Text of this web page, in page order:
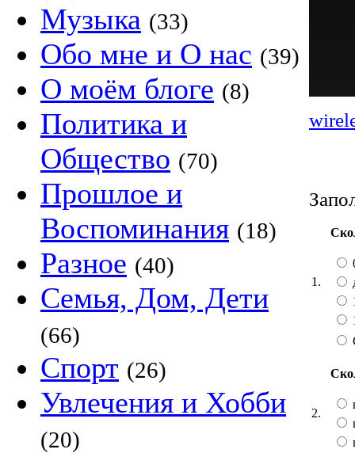
Музыка (33)
Обо мне и О нас (39)
О моём блоге (8)
Политика и
Общество (70)
Прошлое и
Воспоминания (18)
Разное (40)
Семья, Дом, Дети
(66)
Спорт (26)
Увлечения и Хобби
(20)
1.
2.